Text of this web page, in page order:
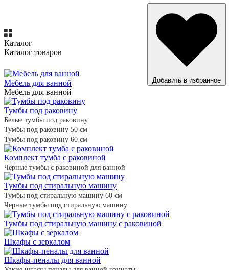
Каталог
Каталог товаров
ВСЕ ТОВАРЫ
Мебель для ванной
Мебель для ванной
Тумбы под раковину
Белые тумбы под раковину
Тумбы под раковину 50 см
Тумбы под раковину 60 см
Комплект тумба с раковиной
Черные тумбы с раковиной для ванной
Тумбы под стиральную машину
Тумбы под стиральную машину 60 см
Черные тумбы под стиральную машину
Тумбы под стиральную машину с раковиной
Шкафы с зеркалом
Шкафы-пеналы для ванной
Добавить в избранное